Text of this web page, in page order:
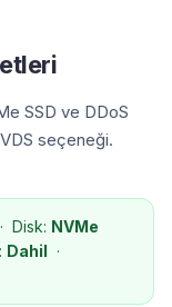
SSD ve DDoS
seçeneği.
· Disk: NVMe
Dahil ·